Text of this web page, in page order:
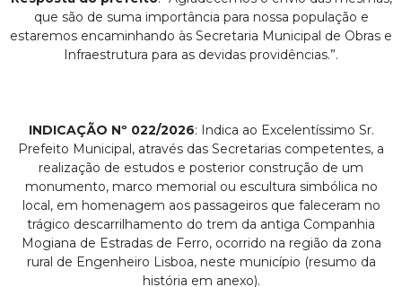
que são de suma importância para nossa população e
estaremos encaminhando às Secretaria Municipal de Obras e
Infraestrutura para as devidas providências.”.
INDICAÇÃO Nº 022/2026: Indica ao Excelentíssimo Sr.
Prefeito Municipal, através das Secretarias competentes, a
realização de estudos e posterior construção de um
monumento, marco memorial ou escultura simbólica no
local, em homenagem aos passageiros que faleceram no
trágico descarrilhamento do trem da antiga Companhia
Mogiana de Estradas de Ferro, ocorrido na região da zona
rural de Engenheiro Lisboa, neste município (resumo da
história em anexo).